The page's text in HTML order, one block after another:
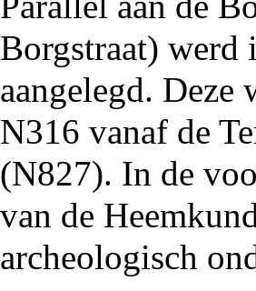
Borgstraat) werd
aangelegd.
N316 vanaf de
(N827). In de
van de
archeologisch